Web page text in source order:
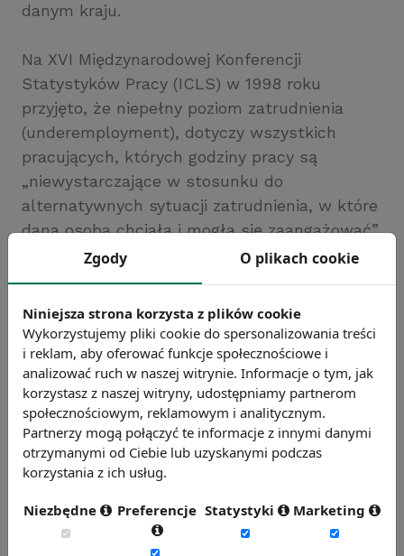
danym kraju.
Na XVI Międzynarodowej Konferencji
Statystyków Pracy (ICLS) w 1998 roku
przyjęto, że niepełny poziom zatrudnienia
(underemployment), dotyczy wszystkich
pracujących, których godziny pracy są
„niewystarczające w stosunku do
alternatywnych sytuacji zatrudnienia, w które
dana osoba chciała i mogła się zaangażować”.
Chcesz wiedzieć więcej?
Zobacz więcej haseł
Zgody O plikach cookie
Niniejsza strona korzysta z plików cookie
Wykorzystujemy pliki cookie do spersonalizowania treści
i reklam, aby oferować funkcje społecznościowe i
analizować ruch w naszej witrynie. Informacje o tym, jak
korzystasz z naszej witryny, udostępniamy partnerom
społecznościowym, reklamowym i analitycznym.
Partnerzy mogą połączyć te informacje z innymi danymi
otrzymanymi od Ciebie lub uzyskanymi podczas
korzystania z ich usług.
Niezbędne Preferencje Statystyki Marketing